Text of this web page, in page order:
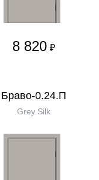
8 820 ₽
Браво-0.24.П
Grey Silk